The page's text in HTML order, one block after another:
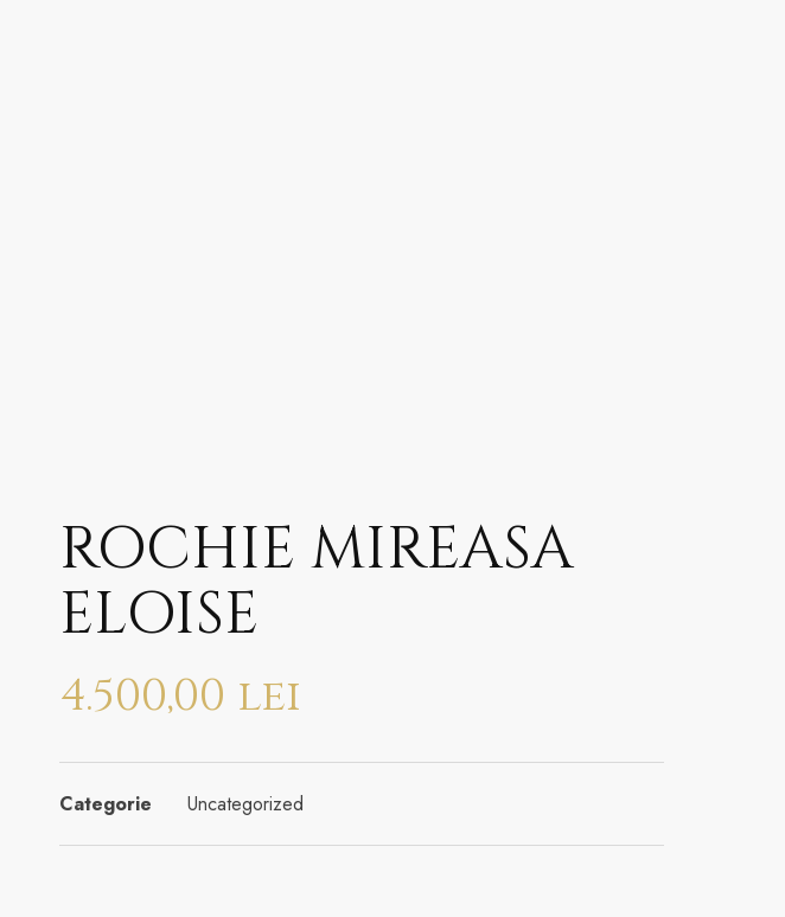
ROCHIE MIREASA
ELOISE
4.500,00 lei
Categorie Uncategorized